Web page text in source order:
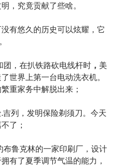
，究竟贡献了些啥。
有悠久的历史可以炫耀，它
团，在扒铁路砍电线杆时 ， 美
世界上第一台电动洗衣机。
重家务中解脱出来；
列，发明保险剃须刀。今天
了；
布鲁克林的一家印刷厂，设计
有了夏季调节气温的能力，